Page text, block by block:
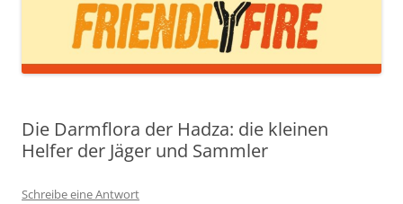
Die Darmflora der Hadza: die kleinen
Helfer der Jäger und Sammler
Schreibe eine Antwort